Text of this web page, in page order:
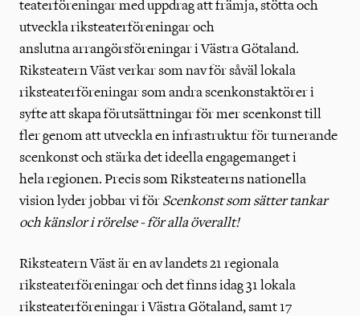
teaterföreningar med uppdrag att främja, stötta och
utveckla riksteaterföreningar och
anslutna arrangörsföreningar i Västra Götaland.
Riksteatern Väst verkar som nav för såväl lokala
riksteaterföreningar som andra scenkonstaktörer i
syfte att skapa förutsättningar för mer scenkonst till
fler genom att utveckla en infrastruktur för turnerande
scenkonst och stärka det ideella engagemanget i
hela regionen. Precis som Riksteaterns nationella
vision lyder jobbar vi förScenkonst som sätter tankar
och känslor i rörelse - för alla överallt!
Riksteatern Väst är en av landets 21 regionala
riksteaterföreningar och det finns idag 31 lokala
riksteaterföreningar i Västra Götaland, samt 17